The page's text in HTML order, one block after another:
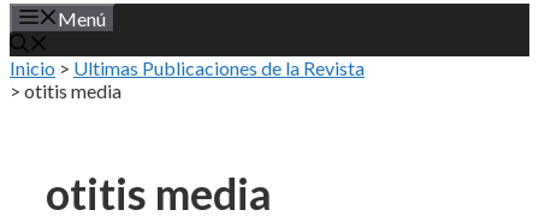
Menú
Inicio > Ultimas Publicaciones de la Revista
> otitis media
otitis media